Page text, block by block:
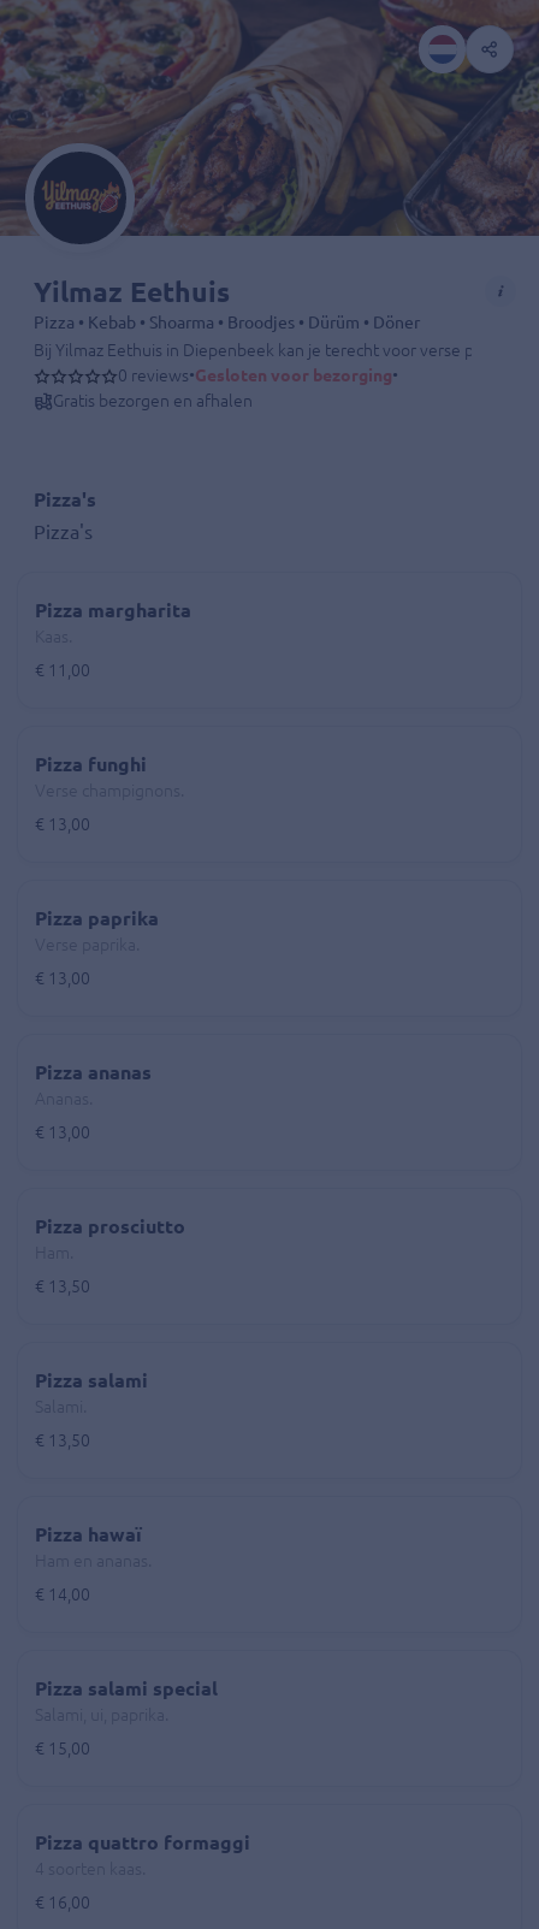
Yilmaz Eethuis
Pizza • Kebab • Shoarma • Broodjes • Dürüm • Döner
Bij Yilmaz Eethuis in Diepenbeek kan je terecht voor verse
0 reviews•Gesloten voor bezorging•
Gratis bezorgen en afhalen
Pizza's
Pizza's
Pizza margharita
€ 11,00
Pizza funghi
€ 13,00
Pizza paprika
€ 13,00
Pizza ananas
€ 13,00
Pizza prosciutto
€ 13,50
Pizza salami
€ 13,50
Pizza hawaï
€ 14,00
Pizza salami special
€ 15,00
Pizza quattro formaggi
€ 16,00